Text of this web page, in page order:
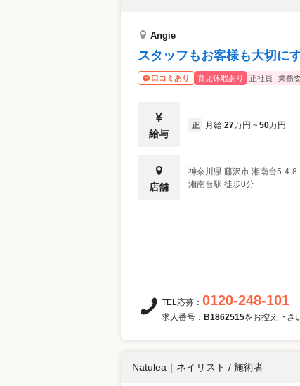
Angie
スタッフもお客様も大切に
口コミあり 育児休暇あり 正社員 業務
給与
正 月給 27万円 ~ 50万円
店舗
神奈川県 藤沢市 湘南台5-4-8
湘南台駅 徒歩0分
TEL応募： 0120-248-101
求人番号： B1862515をお控え下さ
Natulea ｜ ネイリスト / 施術者